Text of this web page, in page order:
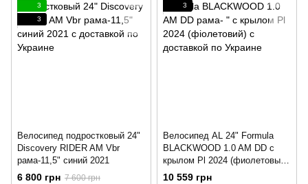
3
3
Велосипед подростковый 24"
Discovery RIDER AM Vbr
рама-11,5" синий 2021
6 800 грн 7 600 грн
3
Велосипед AL 24" Formula
BLACKWOOD 1.0 AM DD с
крылом Pl 2024 (фиолетовый)
135-150 см
10 559 грн